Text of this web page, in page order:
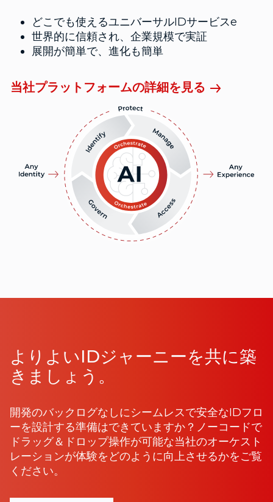
どこでも使えるユニバーサルIDサービスe
世界的に信頼され、企業規模で実証
展開が簡単で、進化も簡単
当社プラットフォームの詳細を見る
よりよいIDジャーニーを共に築
きましょう。
開発のバックログなしにシームレスで安全なIDフロ
ーを設計する準備はできていますか？ノーコードで
ドラッグ＆ドロップ操作が可能な当社のオーケスト
レーションが体験をどのように向上させるかをご覧
ください。